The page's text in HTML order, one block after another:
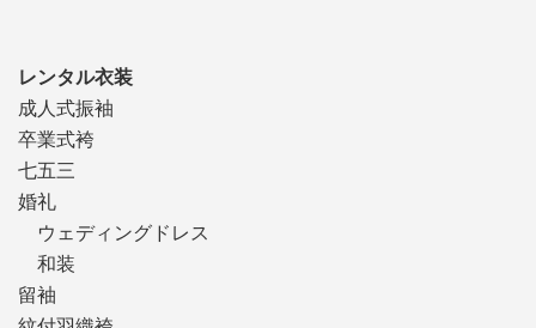
レンタル衣装
成人式振袖
卒業式袴
七五三
婚礼
ウェディングドレス
和装
留袖